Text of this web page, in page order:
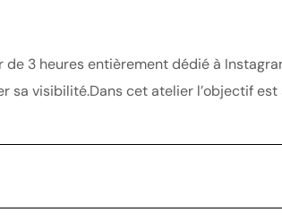
3 heures entièrement dédié à
visibilité.Dans cet atelier l’objectif est